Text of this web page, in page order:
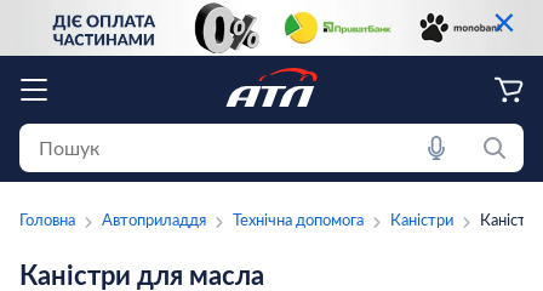
×
Головна Автоприладдя Технічна допомога Каністри
Каністри для масла